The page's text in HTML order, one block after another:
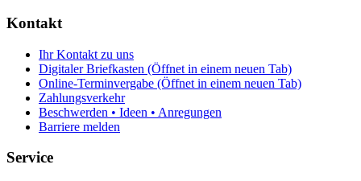
Kontakt
Ihr Kontakt zu uns
Digitaler Briefkasten (Öffnet in einem neuen Tab)
Online-Terminvergabe (Öffnet in einem neuen Tab)
Zahlungsverkehr
Beschwerden • Ideen • Anregungen
Barriere melden
Service